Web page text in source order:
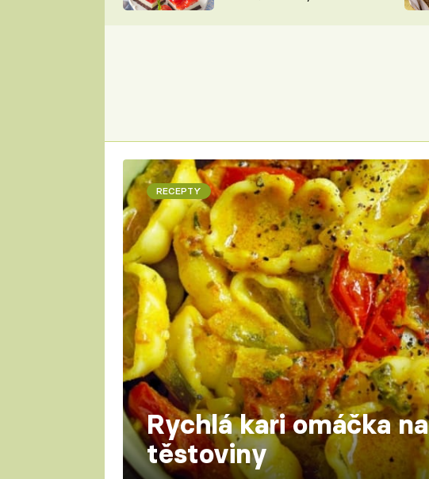
RECEPTY
Rychlá kari omáčka na
těstoviny